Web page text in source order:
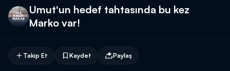
Umut'un hedef tahtasında bu kez
Marko var!
Takip Et Kaydet Paylaş